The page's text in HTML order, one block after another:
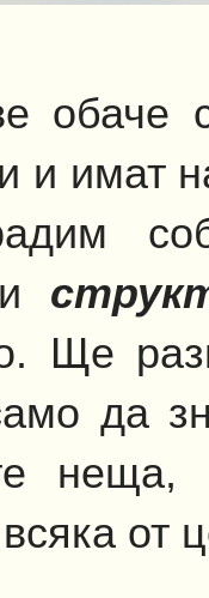
обаче
и имат
Ще
да
неща,
от